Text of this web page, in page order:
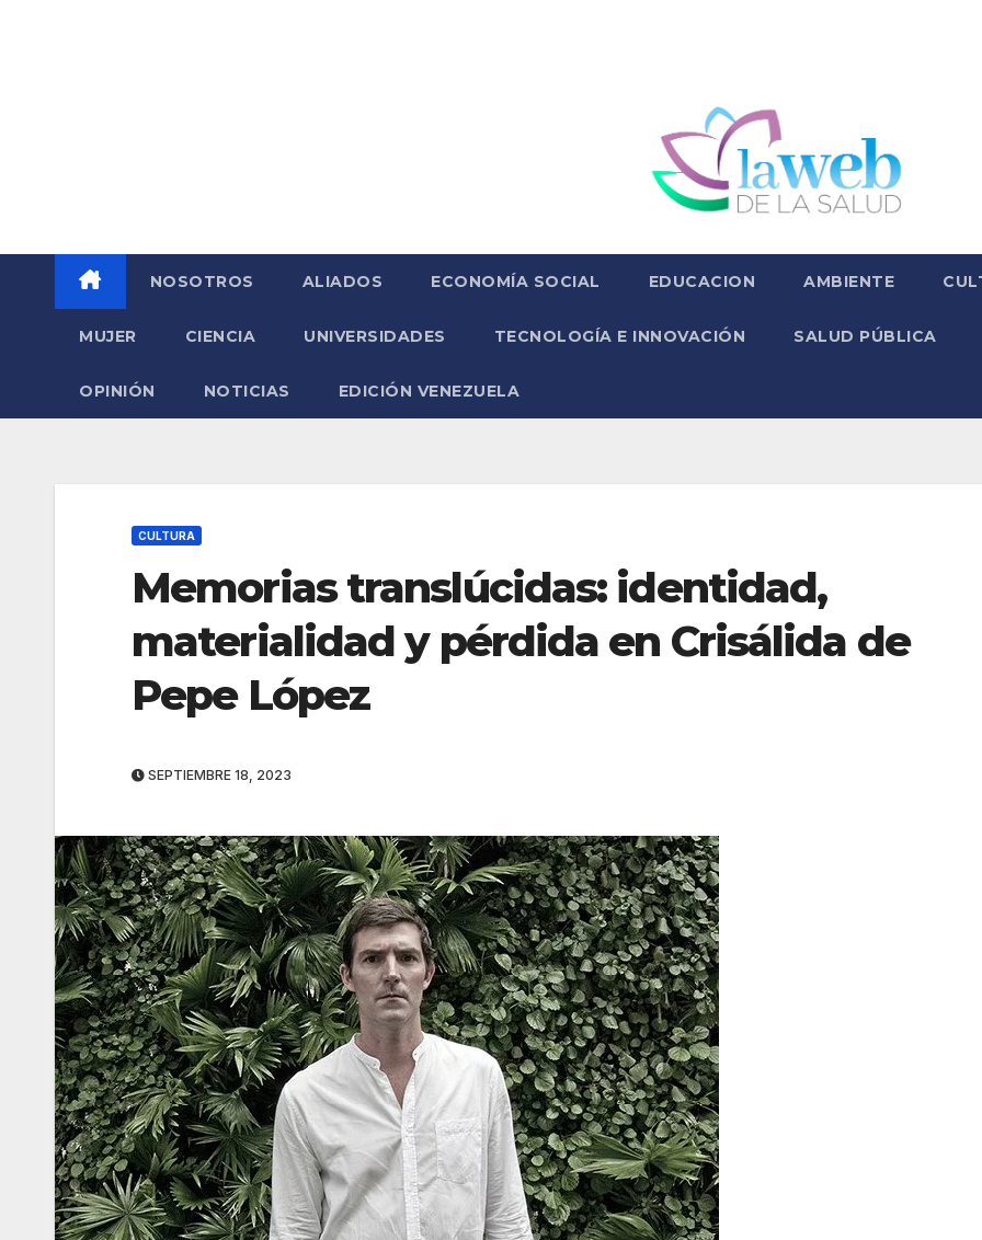
NOSOTROS ALIADOS ECONOMÍA SOCIAL EDUCACION AMBIENTE
MUJER CIENCIA UNIVERSIDADES TECNOLOGÍA E INNOVACIÓN SALUD PÚBLICA
OPINIÓN NOTICIAS EDICIÓN VENEZUELA
CULTURA
Memorias translúcidas: identidad,
materialidad y pérdida en Crisálida de
Pepe López
SEPTIEMBRE 18, 2023